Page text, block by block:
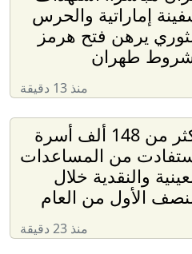
إماراتية والحرس
يرهن فتح هرمز
طهران
منذ 13 دقيقة
أكثر من 148 ألف أسرة
من المساعدات
والنقدية خلال
الأول من العام
منذ 23 دقيقة